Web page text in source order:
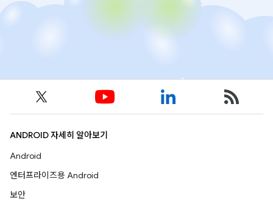
ANDROID 자세히 알아보기
Android
엔터프라이즈용 Android
보안